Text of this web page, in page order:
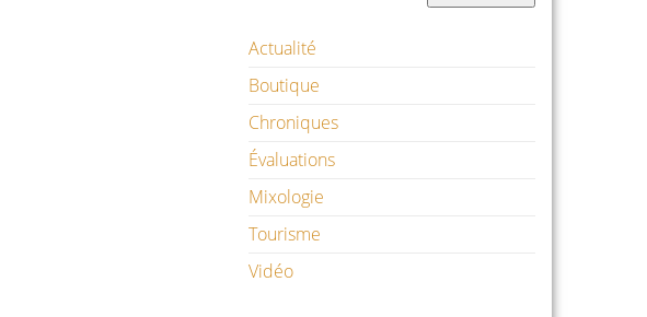
Actualité
Boutique
Chroniques
Évaluations
Mixologie
Tourisme
Vidéo